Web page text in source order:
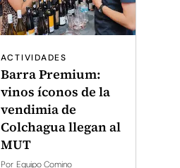
ACTIVIDADES
Barra Premium:
vinos íconos de la
vendimia de
Colchagua llegan al
MUT
Por Equipo Comino